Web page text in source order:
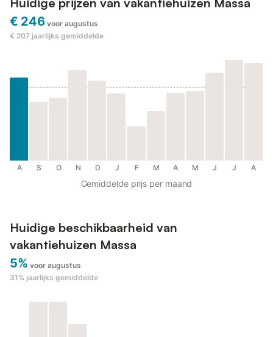
€ 246 voor augustus
€ 207 jaarlijks gemiddelde
A S O N D J F M A M J J A
Gemiddelde prijs per maand
Huidige beschikbaarheid van
vakantiehuizen Massa
5% voor augustus
31% jaarlijks gemiddelde